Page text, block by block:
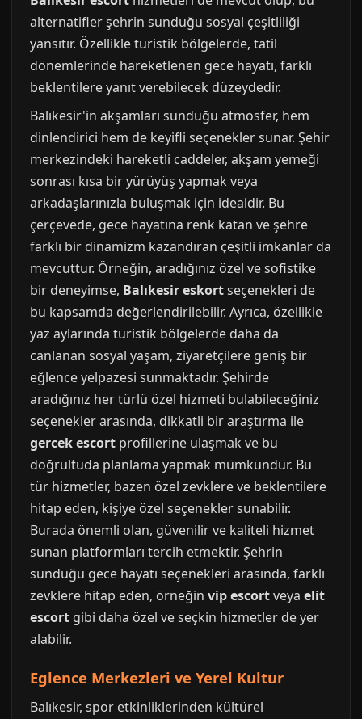
alternatifler şehrin sunduğu sosyal çeşitliliği
yansıtır. Özellikle turistik bölgelerde, tatil
dönemlerinde hareketlenen gece hayatı, farklı
beklentilere yanıt verebilecek düzeydedir.
Balıkesir'in akşamları sunduğu atmosfer, hem
dinlendirici hem de keyifli seçenekler sunar. Şehir
merkezindeki hareketli caddeler, akşam yemeği
sonrası kısa bir yürüyüş yapmak veya
arkadaşlarınızla buluşmak için idealdir. Bu
çerçevede, gece hayatına renk katan ve şehre
farklı bir dinamizm kazandıran çeşitli imkanlar da
mevcuttur. Örneğin, aradığınız özel ve sofistike
bir deneyimse, Balıkesir eskortseçenekleri de
bu kapsamda değerlendirilebilir. Ayrıca, özellikle
yaz aylarında turistik bölgelerde daha da
canlanan sosyal yaşam, ziyaretçilere geniş bir
eğlence yelpazesi sunmaktadır. Şehirde
aradığınız her türlü özel hizmeti bulabileceğiniz
seçenekler arasında, dikkatli bir araştırma ile
gercek escort profillerine ulaşmak ve bu
doğrultuda planlama yapmak mümkündür. Bu
tür hizmetler, bazen özel zevklere ve beklentilere
hitap eden, kişiye özel seçenekler sunabilir.
Burada önemli olan, güvenilir ve kaliteli hizmet
sunan platformları tercih etmektir. Şehrin
sunduğu gece hayatı seçenekleri arasında, farklı
zevklere hitap eden, örneğin vip escortveya elit
escort gibi daha özel ve seçkin hizmetler de yer
alabilir.
Eglence Merkezleri ve Yerel Kultur
Balıkesir, spor etkinliklerinden kültürel